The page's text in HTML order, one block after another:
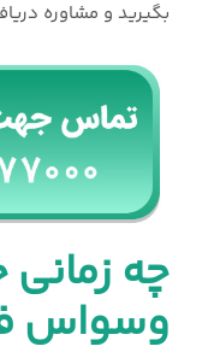
بگیرید و مشاوره
چه
وسواس